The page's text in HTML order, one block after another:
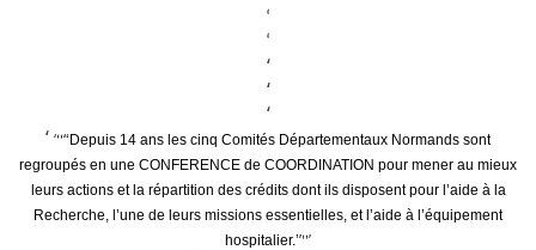
Depuis 14 ans les cinq Comités Départementaux Normands sont
regroupés en une CONFERENCE de COORDINATION pour mener au mieux
leurs actions et la répartition des crédits dont ils disposent pour l’aide à la
Recherche, l’une de leurs missions essentielles, et l’aide à l’équipement
hospitalier.